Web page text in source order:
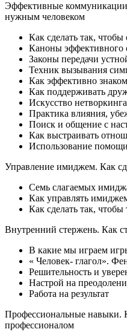
Эффективные
нужным человеком
Как сделать так, чтобы
Каноны эффективного
Законы передачи
Техник вызывания
Как эффективно
Как поддерживать
Искусство нетворкинга
Практика влияния,
Поиск и общение с
Как выстраивать
Использование
Управление имиджем. Как
Семь слагаемых
Как управлять
Как сделать так, чтобы
Внутренний стержень. Как
В какие мы играем
« Человек- глагол».
Решительность и
Настрой на
Работа на результат
Профессиональные навыки.
профессионалом